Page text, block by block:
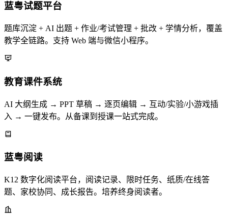
蓝粤试题平台
题库沉淀 + AI 出题 + 作业/考试管理 + 批改 + 学情分析，覆盖
教学全链路。支持 Web 端与微信小程序。
教育课件系统
AI 大纲生成 → PPT 草稿 → 逐页编辑 → 互动/实验/小游戏插
入 → 一键发布。从备课到授课一站式完成。
蓝粤阅读
K12 数字化阅读平台，阅读记录、限时任务、纸质/在线答
题、家校协同、成长报告。培养终身阅读者。